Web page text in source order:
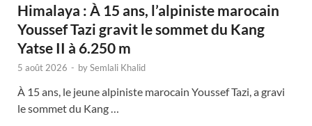
Himalaya : À 15 ans, l’alpiniste marocain
Youssef Tazi gravit le sommet du Kang
Yatse II à 6.250 m
5 août 2026 - bySemlali Khalid
À 15 ans, le jeune alpiniste marocain Youssef Tazi, a gravi
le sommet du Kang …